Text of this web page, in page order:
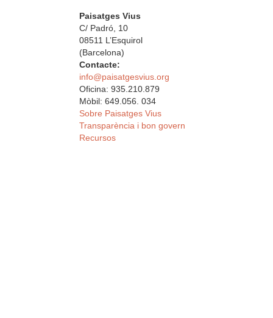
Paisatges Vius
C/ Padró, 10
08511 L’Esquirol
(Barcelona)
Contacte:
info@paisatgesvius.org
Oficina: 935.210.879
Mòbil: 649.056. 034
Sobre Paisatges Vius
Transparència i bon govern
Recursos